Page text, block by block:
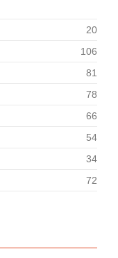
20
106
81
78
66
54
34
72